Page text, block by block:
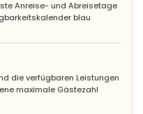
Anreise- und Abreisetage
blau
die verfügbaren Leistungen
maximale Gästezahl